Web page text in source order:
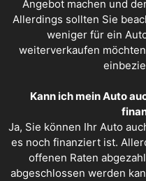
Angebot machen und
Allerdings sollten Sie
weniger für ein
weiterverkaufen
Kann ich mein Auto
Ja, Sie können Ihr Auto
es noch finanziert ist.
offenen Raten
abgeschlossen werden